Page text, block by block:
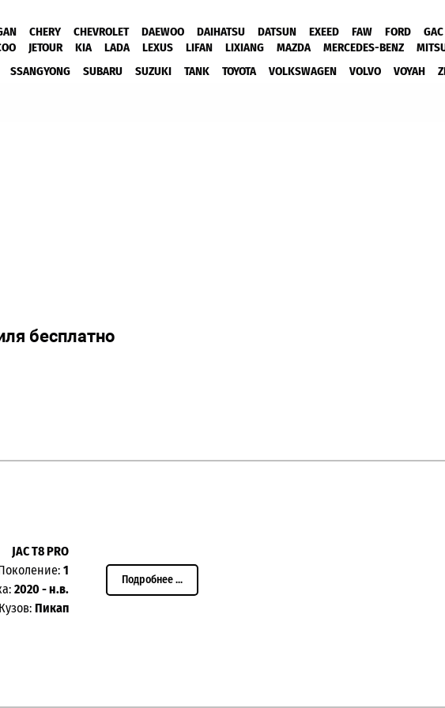
CHERY CHEVROLET DAEWOO DAIHATSU DATSUN EXEED FAW FORD GAC
JETOUR KIA LADA LEXUS LIFAN LIXIANG MAZDA MERCEDES-BENZ
SSANGYONG SUBARU SUZUKI TANK TOYOTA VOLKSWAGEN VOLVO VOYAH
бесплатно
JAC T8 PRO
1
2020 - н.в.
Кузов: Пикап
Подробнее ...